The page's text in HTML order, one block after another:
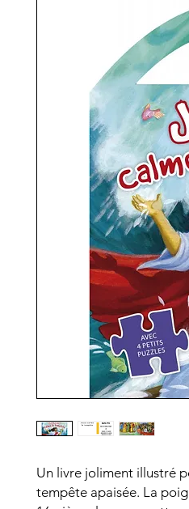
Un livre joliment illustré
tempête apaisée. La